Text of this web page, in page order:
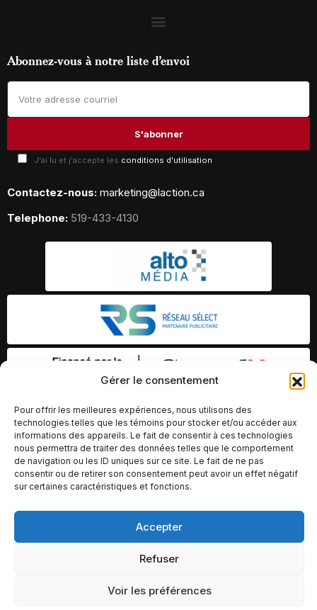
Gérer le consentement
Pour offrir les meilleures expériences, nous utilisons des
technologies telles que les témoins pour stocker et/ou accéder aux
informations des appareils. Le fait de consentir à ces technologies
nous permettra de traiter des données telles que le comportement
de navigation ou les ID uniques sur ce site. Le fait de ne pas
consentir ou de retirer son consentement peut avoir un effet négatif
sur certaines caractéristiques et fonctions.
Accepter
Refuser
Voir les préférences
Abonnez-vous à notre liste d’envoi
J'ai lu et j'accepte les conditions d'utilisation
Contactez-nous: marketing@laction.ca
Telephone: 519-433-4130
© Copyright 2026 – Altomédia Inc |
Ce site internet a été conçu et développé par Chameleon Ideas